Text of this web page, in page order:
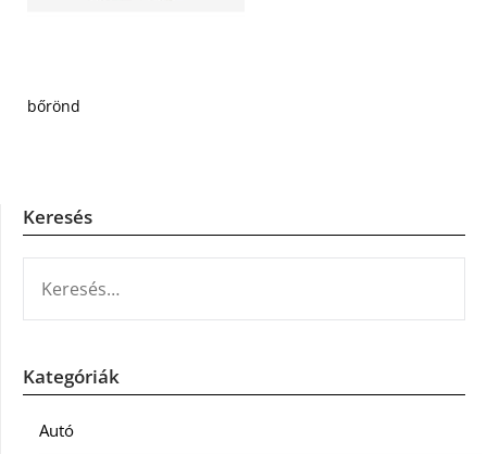
bőrönd
Keresés
Kategóriák
Autó